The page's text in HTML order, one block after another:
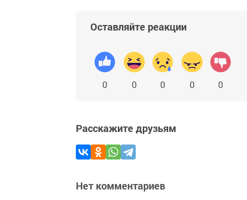
Оставляйте реакции
0 0 0 0 0
Расскажите друзьям
Нет комментариев